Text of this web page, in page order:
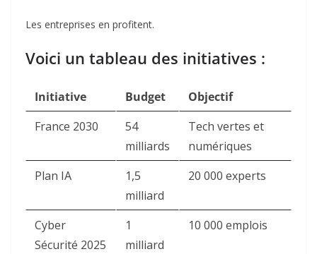
Les entreprises en profitent.
Voici un tableau des initiatives :
Initiative Budget
Objectif
France 2030
54
milliards
Tech vertes et
numériques
Plan IA
1,5
milliard
20 000 experts
Cyber
Sécurité 2025
1
milliard
10 000 emplois